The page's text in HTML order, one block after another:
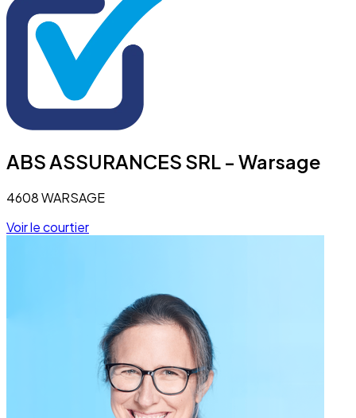
ABS ASSURANCES SRL - Warsage
4608 WARSAGE
Voir le courtier